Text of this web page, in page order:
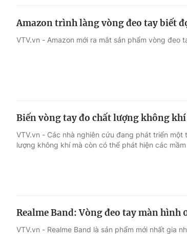
Amazon trình làng vòng đeo tay biết
VTV.vn - Amazon mới ra mắt sản phẩm vòng đeo
Biến vòng tay đo chất lượng không
VTV.vn - Các nhà nghiên cứu đang phát triển
lượng không khí mà còn có thể phát hiện các
Realme Band: Vòng đeo tay màn
VTV.vn - Realme Band là sản phẩm mới nhất gia